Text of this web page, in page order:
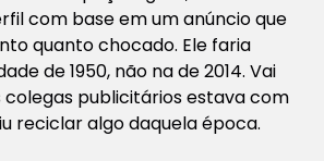
com base em um anúncio que
quanto chocado. Ele faria
de 1950, não na de 2014. Vai
colegas publicitários estava com
reciclar algo daquela época.